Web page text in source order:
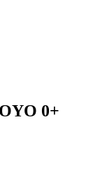
0+